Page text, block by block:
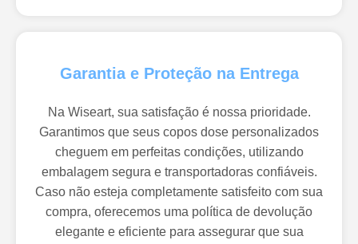
Garantia e Proteção na Entrega
Na Wiseart, sua satisfação é nossa prioridade.
Garantimos que seus copos dose personalizados
cheguem em perfeitas condições, utilizando
embalagem segura e transportadoras confiáveis.
Caso não esteja completamente satisfeito com sua
compra, oferecemos uma política de devolução
elegante e eficiente para assegurar que sua